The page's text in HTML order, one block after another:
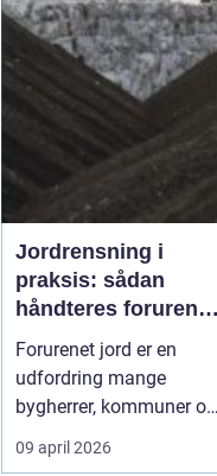
kan en enkel...
Jordrensning i
praksis: sådan
håndteres forurenet
jord ansvarligt
Forurenet jord er en
udfordring mange
bygherrer, kommuner og
virksomheder møder, når
gamle industrigrunde
09 april 2026